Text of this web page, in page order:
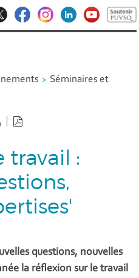
Séminaires et
travail :
questions, nouvelles
la réflexion sur le travail